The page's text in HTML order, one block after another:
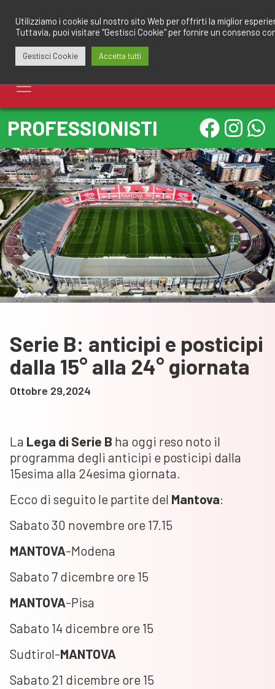
contenuto
PROFESSIONISTI
Serie B: anticipi e posticipi
dalla 15° alla 24° giornata
Ottobre 29,2024
La Lega di Serie B ha oggi reso noto il
programma degli anticipi e posticipi dalla
15esima alla 24esima giornata.
Ecco di seguito le partite del Mantova:
Sabato 30 novembre ore 17.15
MANTOVA-Modena
Sabato 7 dicembre ore 15
MANTOVA-Pisa
Sabato 14 dicembre ore 15
Sudtirol-MANTOVA
Sabato 21 dicembre ore 15
Utilizziamo i cookie sul nostro sito Web per offrirti la miglior
Tuttavia, puoi visitare "Gestisci Cookie" per fornire un consenso
Gestisci Cookie Accetta tutti